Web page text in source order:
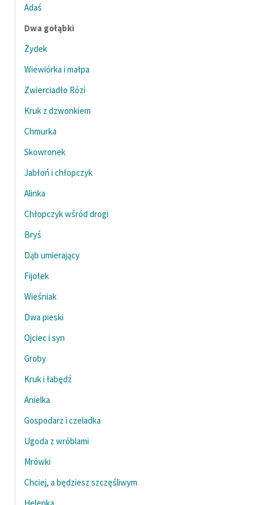
Adaś
Dwa gołąbki
Żydek
Wiewiórka i małpa
Zwierciadło Rózi
Kruk z dzwonkiem
Chmurka
Skowronek
Jabłoń i chłopczyk
Alinka
Chłopczyk wśród drogi
Bryś
Dąb umierający
Fijołek
Wieśniak
Dwa pieski
Ojciec i syn
Groby
Kruk i łabędź
Anielka
Gospodarz i czeladka
Ugoda z wróblami
Mrówki
Chciej, a będziesz szczęśliwym